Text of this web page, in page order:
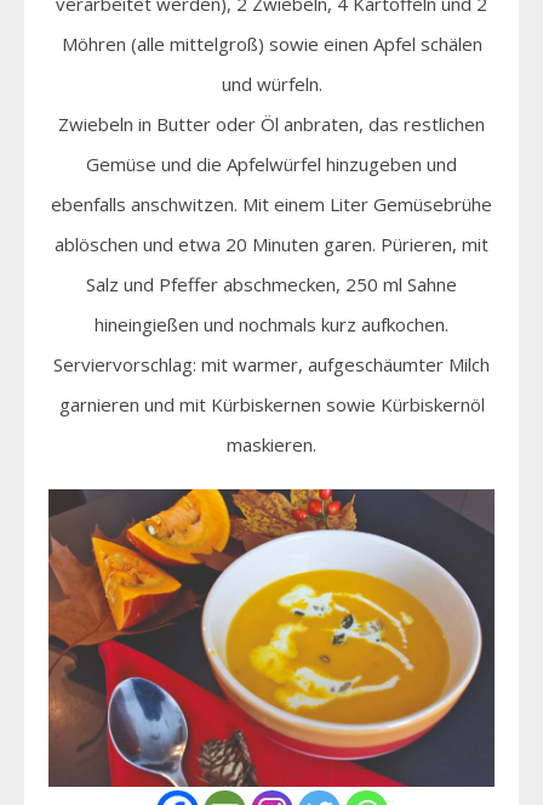
Möhren (alle mittelgroß) sowie einen Apfel schälen
und würfeln.
Zwiebeln in Butter oder Öl anbraten, das restlichen
Gemüse und die Apfelwürfel hinzugeben und
ebenfalls anschwitzen. Mit einem Liter Gemüsebrühe
ablöschen und etwa 20 Minuten garen. Pürieren, mit
Salz und Pfeffer abschmecken, 250 ml Sahne
hineingießen und nochmals kurz aufkochen.
Serviervorschlag: mit warmer, aufgeschäumter Milch
garnieren und mit Kürbiskernen sowie Kürbiskernöl
maskieren.